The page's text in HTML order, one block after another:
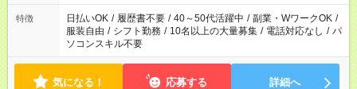
特徴 日払いOK / 履歴書不要 / 40～50代活躍中 / 副業・WワークOK /
服装自由 / シフト勤務 / 10名以上の大量募集 / 電話対応なし / パ
ソコンスキル不要
気になる！ 応募する 詳細へ